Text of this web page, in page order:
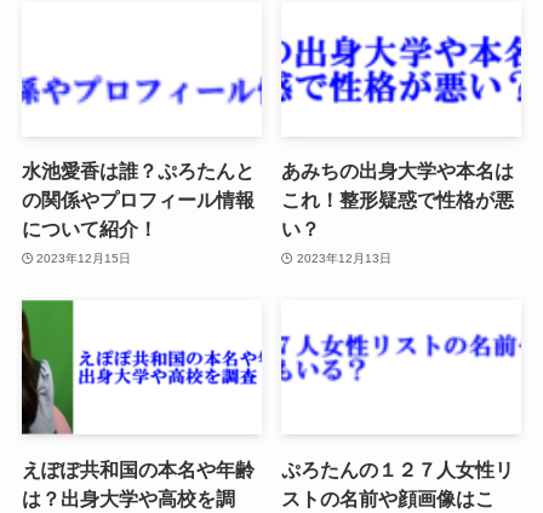
水池愛香は誰？ぷろたんと
の関係やプロフィール情報
について紹介！
2023年12月15日
あみちの出身大学や本名は
これ！整形疑惑で性格が悪
い？
2023年12月13日
えぽぽ共和国の本名や年齢
は？出身大学や高校を調
ぷろたんの１２７人女性リ
ストの名前や顔画像はこ